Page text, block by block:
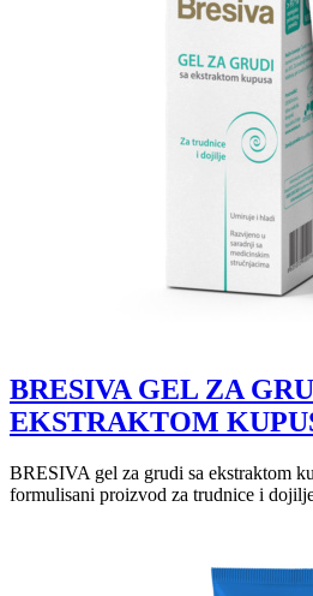
BRESIVA GEL ZA
EKSTRAKTOM
BRESIVA gel za grudi sa ekstraktom
formulisani proizvod za trudnice i